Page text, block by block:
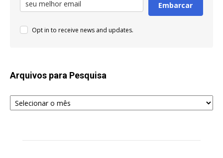
Embarcar
Opt in to receive news and updates.
Arquivos para Pesquisa
Arquivos
para